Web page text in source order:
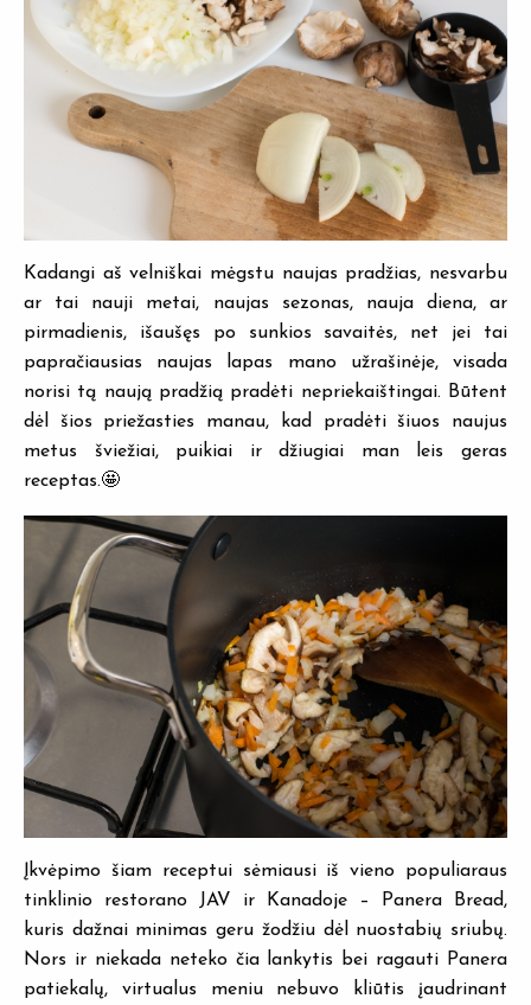
Kadangi aš velniškai mėgstu naujas pradžias, nesvarbu
ar tai nauji metai, naujas sezonas, nauja diena, ar
pirmadienis, išaušęs po sunkios savaitės, net jei tai
papračiausias naujas lapas mano užrašinėje, visada
norisi tą naują pradžią pradėti nepriekaištingai. Būtent
dėl šios priežasties manau, kad pradėti šiuos naujus
metus šviežiai, puikiai ir džiugiai man leis geras
receptas.🤩
Įkvėpimo šiam receptui sėmiausi iš vieno populiaraus
tinklinio restorano JAV ir Kanadoje – Panera Bread,
kuris dažnai minimas geru žodžiu dėl nuostabių sriubų.
Nors ir niekada neteko čia lankytis bei ragauti Panera
patiekalų, virtualus meniu nebuvo kliūtis įaudrinant